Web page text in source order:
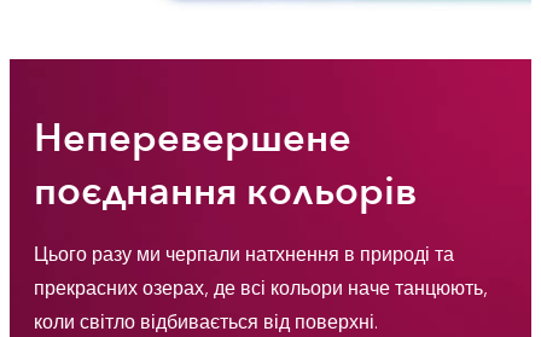
Неперевершене
поєднання кольорів
Цього разу ми черпали натхнення в природі та
прекрасних озерах, де всі кольори наче танцюють,
коли світло відбивається від поверхні.